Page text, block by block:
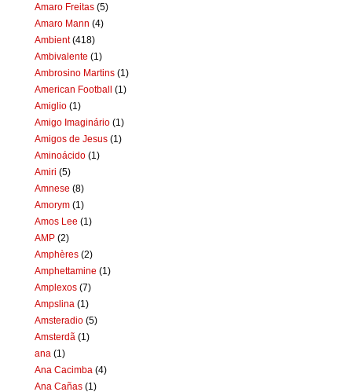
Amaro Freitas (5)
Amaro Mann (4)
Ambient (418)
Ambivalente (1)
Ambrosino Martins (1)
American Football (1)
Amiglio (1)
Amigo Imaginário (1)
Amigos de Jesus (1)
Aminoácido (1)
Amiri (5)
Amnese (8)
Amorym (1)
Amos Lee (1)
AMP (2)
Amphères (2)
Amphettamine (1)
Amplexos (7)
Ampslina (1)
Amsteradio (5)
Amsterdã (1)
ana (1)
Ana Cacimba (4)
Ana Cañas (1)